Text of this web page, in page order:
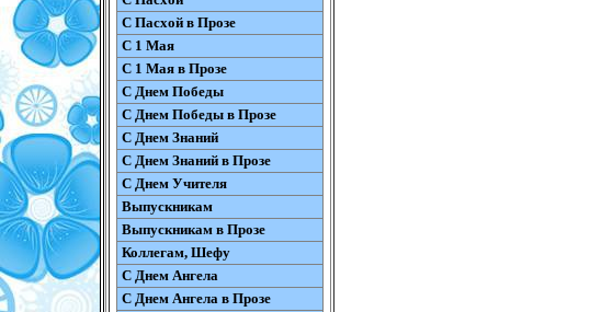
С Пасхой в Прозе
С 1 Мая
С 1 Мая в Прозе
С Днем Победы
С Днем Победы в Прозе
С Днем Знаний
С Днем Знаний в Прозе
С Днем Учителя
Выпускникам
Выпускникам в Прозе
Коллегам, Шефу
С Днем Ангела
С Днем Ангела в Прозе